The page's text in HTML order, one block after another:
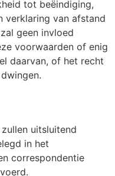
tot beëindiging,
verklaring van afstand
geen invloed
voorwaarden of enig
daarvan, of het recht
uitsluitend
in het
correspondentie